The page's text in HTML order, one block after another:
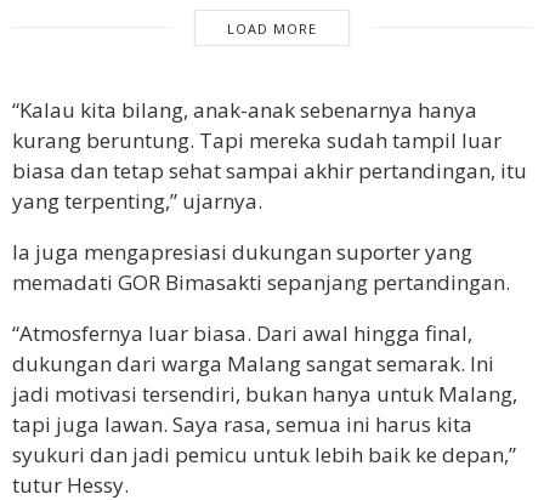
LOAD MORE
“Kalau kita bilang, anak-anak sebenarnya hanya
kurang beruntung. Tapi mereka sudah tampil luar
biasa dan tetap sehat sampai akhir pertandingan, itu
yang terpenting,” ujarnya.
Ia juga mengapresiasi dukungan suporter yang
memadati GOR Bimasakti sepanjang pertandingan.
“Atmosfernya luar biasa. Dari awal hingga final,
dukungan dari warga Malang sangat semarak. Ini
jadi motivasi tersendiri, bukan hanya untuk Malang,
tapi juga lawan. Saya rasa, semua ini harus kita
syukuri dan jadi pemicu untuk lebih baik ke depan,”
tutur Hessy.